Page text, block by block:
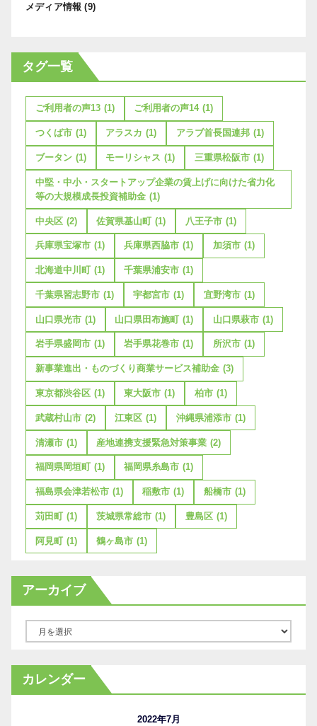
メディア情報 (9)
タグ一覧
ご利用者の声13 (1) ご利用者の声14 (1)
つくば市 (1) アラスカ (1) アラブ首長国連邦 (1)
ブータン (1) モーリシャス (1) 三重県松阪市 (1)
中堅・中小・スタートアップ企業の賃上げに向けた省力化
等の大規模成長投資補助金 (1)
中央区 (2) 佐賀県基山町 (1) 八王子市 (1)
兵庫県宝塚市 (1) 兵庫県西脇市 (1) 加須市 (1)
北海道中川町 (1) 千葉県浦安市 (1)
千葉県習志野市 (1) 宇都宮市 (1) 宜野湾市 (1)
山口県光市 (1) 山口県田布施町 (1) 山口県萩市 (1)
岩手県盛岡市 (1) 岩手県花巻市 (1) 所沢市 (1)
新事業進出・ものづくり商業サービス補助金 (3)
東京都渋谷区 (1) 東大阪市 (1) 柏市 (1)
武蔵村山市 (2) 江東区 (1) 沖縄県浦添市 (1)
清瀬市 (1) 産地連携支援緊急対策事業 (2)
福岡県岡垣町 (1) 福岡県糸島市 (1)
福島県会津若松市 (1) 稲敷市 (1) 船橋市 (1)
苅田町 (1) 茨城県常総市 (1) 豊島区 (1)
阿見町 (1) 鶴ヶ島市 (1)
アーカイブ
カ
イ
カレンダー
2022年7月